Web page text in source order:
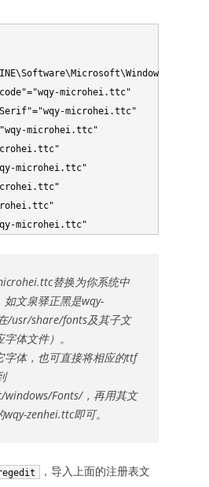
microhei.ttc"
microhei.ttc"
microhei.ttc"
microhei.ttc"
替换为你系统中
如文泉驿正黑是wqy-
/usr/share/fonts及其子文
体文件）。
字体，也可直接将相应的ttf
windows/Fonts/，再用其文
zenhei.ttc即可。
，导入上面的注册表文